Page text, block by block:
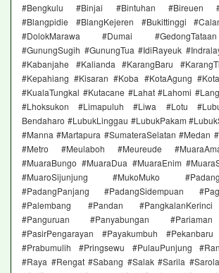
#Bengkulu #Binjai #Bintuhan #Bireuen
#Blangpidie #BlangKejeren #Bukittinggi
#DolokMarawa #Dumai
#GunungSugih #GunungTua #IdiRayeuk
#Kabanjahe #Kalianda #KarangBaru
#Kepahiang #Kisaran #Koba #KotaAgung
#KualaTungkal #Kutacane #Lahat #Lahomi
#Lhoksukon #Limapuluh #Liwa #Lotu
Bendaharo #LubukLinggau #LubukPakam
#Manna #Martapura #SumateraSelatan #Medan
#Metro #Meulaboh #Meureude
#MuaraBungo #MuaraDua #MuaraEnim
#MuaroSijunjung #MukoMuko
#PadangPanjang #PadangSidempuan
#Palembang #Pandan #PangkalanKerinci
#Panguruan #Panyabungan #Pariaman
#PasirPengarayan #Payakumbuh #Pekanbaru
#Prabumulih #Pringsewu #PulauPunjung
#Raya #Rengat #Sabang #Salak #Sarila